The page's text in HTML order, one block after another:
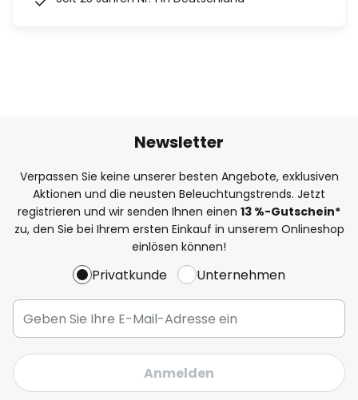
Newsletter
Verpassen Sie keine unserer besten Angebote, exklusiven
Aktionen und die neusten Beleuchtungstrends. Jetzt
registrieren und wir senden Ihnen einen 13 %-Gutschein*
zu, den Sie bei Ihrem ersten Einkauf in unserem Onlineshop
einlösen können!
Privatkunde Unternehmen
Anmelden